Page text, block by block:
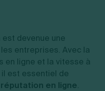
est devenue une
entreprises. Avec la
ligne et la vitesse à
est essentiel de
réputation en ligne.